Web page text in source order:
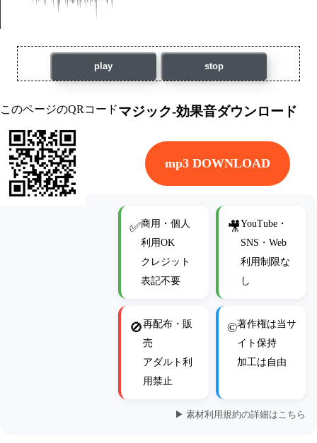
play stop
このページのQRコードマジック-効果音ダウンロード
mp3 DOWNLOAD
✅商用・個人
利用OK
クレジット
表記不要
🎥YouTube・
SNS・Web
利用制限な
し
🚫再配布・販
売
アダルト利
用禁止
©著作権は当サ
イト保持
加工は自由
▶ 素材利用規約の詳細はこちら